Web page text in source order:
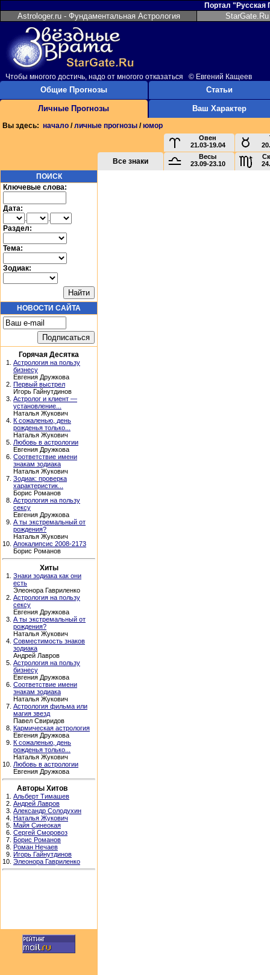
Портал "Русская
Astrologer.ru - Фундаментальная Астрология
Чтобы многого достичь, надо от многого отказаться © Евгений Кащеев
Общие Прогнозы
Личные Прогнозы
Статьи
Ваш Характер
Вы здесь: начало /личные прогнозы /юмор
Овен
21.03-19.04
Все знаки
Весы
23.09-23.10
ПОИСК
Ключевые слова:
Дата:
.
.
Раздел:
Тема:
Зодиак:
НОВОСТИ САЙТА
Горячая Десятка
1. Астрология на пользу
бизнесу
Евгения Дружкова
2. Первый выстрел
Игорь Гайнутдинов
3. Астролог и клиент —
установление...
Наталья Жукович
4. К сожаленью, день
рожденья только...
Наталья Жукович
5. Любовь в астрологии
Евгения Дружкова
6. Соответствие имени
знакам зодиака
Наталья Жукович
7. Зодиак: проверка
характеристик...
Борис Романов
8. Астрология на пользу
сексу
Евгения Дружкова
9. А ты экстремальный от
рождения?
Наталья Жукович
10. Апокалипсис 2008-2173
Борис Романов
Хиты
1. Знаки зодиака как они
есть
Элеонора Гавриленко
2. Астрология на пользу
сексу
Евгения Дружкова
3. А ты экстремальный от
рождения?
Наталья Жукович
4. Совместимость знаков
зодиака
Андрей Лавров
5. Астрология на пользу
бизнесу
Евгения Дружкова
6. Соответствие имени
знакам зодиака
Наталья Жукович
7. Астрология фильма или
магия звезд
Павел Свиридов
8. Кармическая астрология
Евгения Дружкова
9. К сожаленью, день
рожденья только...
Наталья Жукович
10. Любовь в астрологии
Евгения Дружкова
Авторы Хитов
1. Альберт Тимашев
2. Андрей Лавров
3. Александр Солодухин
4. Наталья Жукович
5. Майя Синеокая
6. Сергей Сморовоз
7. Борис Романов
8. Роман Нечаев
9. Игорь Гайнутдинов
10. Элеонора Гавриленко